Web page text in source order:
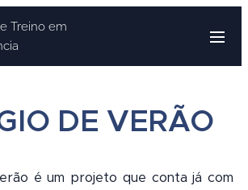
Treino em
DE VERÃO
é um projeto que conta já com